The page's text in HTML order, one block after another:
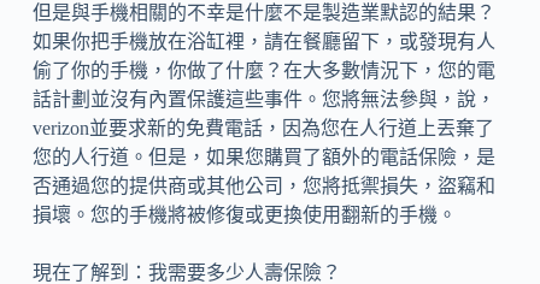
但是與手機相關的不幸是什麼不是製造業默認的結果？
如果你把手機放在浴缸裡，請在餐廳留下，或發現有人
偷了你的手機，你做了什麼？在大多數情況下，您的電
話計劃並沒有內置保護這些事件。您將無法參與，說，
verizon並要求新的免費電話，因為您在人行道上丟棄了
您的人行道。但是，如果您購買了額外的電話保險，是
否通過您的提供商或其他公司，您將抵禦損失，盜竊和
損壞。您的手機將被修復或更換使用翻新的手機。
現在了解到：我需要多少人壽保險？